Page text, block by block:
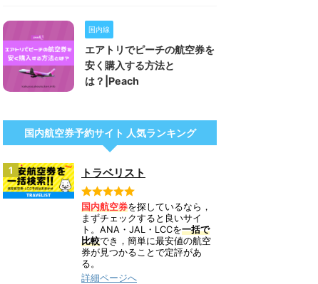
国内線
エアトリでピーチの航空券を
安く購入する方法と
は？|Peach
国内航空券予約サイト 人気ランキング
1 トラベリスト
国内航空券を探しているなら，
まずチェックすると良いサイ
ト。ANA・JAL・LCCを一括で
比較でき，簡単に最安値の航空
券が見つかることで定評があ
る。
詳細ページへ